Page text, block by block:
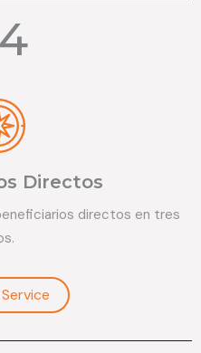
Directos
directos en tres